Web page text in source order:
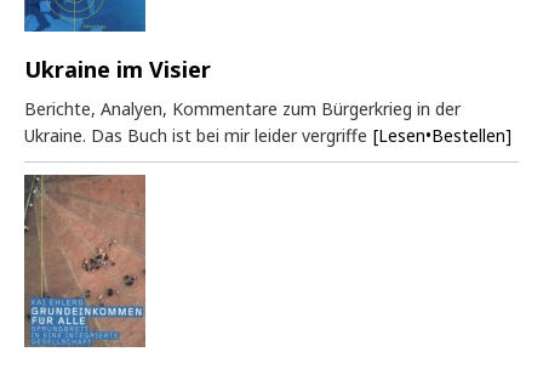
Ukraine im Visier
Berichte, Analyen, Kommentare zum Bürgerkrieg in der
Ukraine. Das Buch ist bei mir leider vergriffe [Lesen•Bestellen]